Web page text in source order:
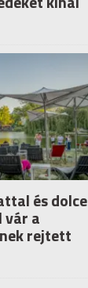
és dolce
vár a
rejtett